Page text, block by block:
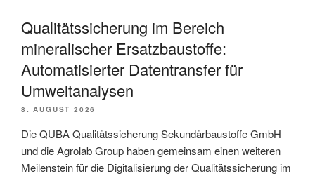
Qualitätssicherung im Bereich
mineralischer Ersatzbaustoffe:
Automatisierter Datentransfer für
Umwelt­analysen
8. AUGUST 2026
Die QUBA Qualitätssicherung Sekundärbaustoffe GmbH
und die Agrolab Group haben gemeinsam einen weiteren
Meilenstein für die Digitalisierung der Qualitätssicherung im